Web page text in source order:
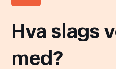
Hva slags
med?